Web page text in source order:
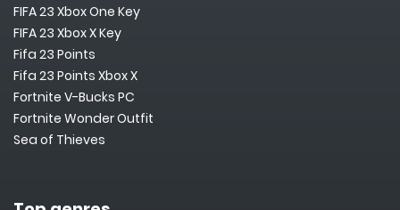
FIFA 23 Xbox One Key
FIFA 23 Xbox X Key
Fifa 23 Points
Fifa 23 Points Xbox X
Fortnite V-Bucks PC
Fortnite Wonder Outfit
Sea of Thieves